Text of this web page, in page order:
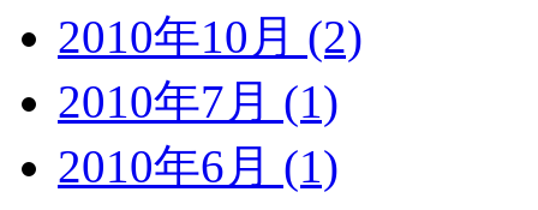
2010年10月 (2)
2010年7月 (1)
2010年6月 (1)